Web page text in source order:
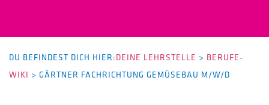
DU BEFINDEST DICH HIER:DEINE LEHRSTELLE > BERUFE-
WIKI > GÄRTNER FACHRICHTUNG GEMÜSEBAU M/W/D